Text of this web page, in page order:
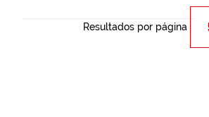
Resultados por página